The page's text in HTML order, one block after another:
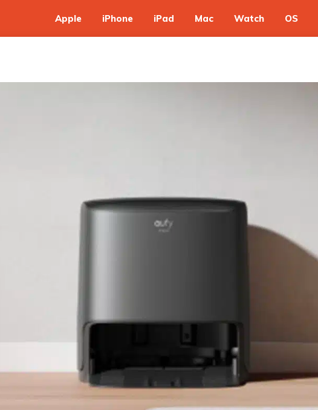
Apple iPhone iPad Mac Watch OS